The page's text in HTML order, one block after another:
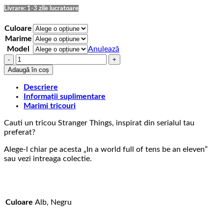
75,00 lei
Livrare: 1-3 zile lucratoare
Culoare
Marime
Model
Anulează
Cantitate
Tricou
Stranger
Things
World
full
Tens
Adaugă în coș
Descriere
Informații suplimentare
Marimi tricouri
Cauti un tricou Stranger Things, inspirat din serialul tau
preferat?
Alege-l chiar pe acesta „In a world full of tens be an eleven”
sau vezi intreaga colectie.
Culoare Alb, Negru